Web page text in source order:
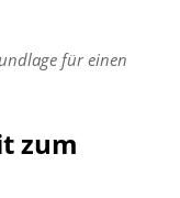
für einen
zum